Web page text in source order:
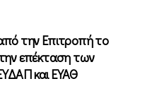
την Επιτροπή το
επέκταση των
και ΕΥΑΘ